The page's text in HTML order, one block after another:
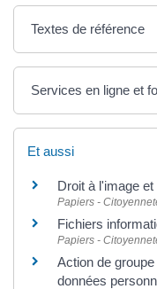
Textes de référence
Services en ligne et
Et aussi
Droit à l'image
Papiers -
Fichiers
Papiers -
Action de
données